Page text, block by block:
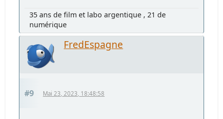
35 ans de film et labo argentique , 21 de
numérique
FredEspagne
#9 Mai 23, 2023, 18:48:58